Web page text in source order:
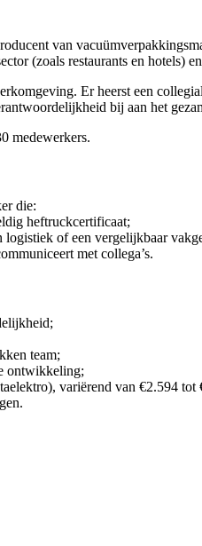
van
(zoals restaurants en hotels)
Er heerst een
bij aan het
medewerkers.
die:
heftruckcertificaat;
of een vergelijkbaar
met collega’s.
team;
ontwikkeling;
variërend van €2.594